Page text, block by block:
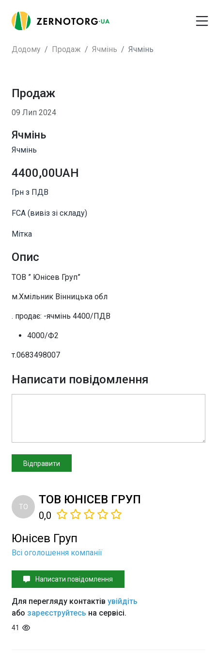
Додому Продаж Ячмінь Ячмінь
Продаж
09 Лип 2024
Ячмінь
Ячмінь
4400,00UAH
Грн з ПДВ
FCA (вивіз зі складу)
Мітка
Опис
ТОВ ” Юнісев Груп”
м.Хмільник Вінницька обл
. продає: -ячмінь 4400/ПДВ
4000/Ф2
т.0683498007
Написати повідомлення
ТО
ТОВ ЮНІСЕВ ГРУП
0,0
Юнісев Груп
Всі оголошення компанії
Написати повідомлення
Для перегляду контактів увійдіть
або зареєструйтесь на сервісі.
41